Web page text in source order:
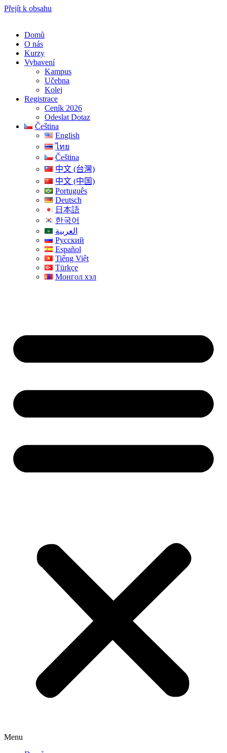
Přejít k obsahu
Domů
O nás
Kurzy
Vybavení
Kampus
Učebna
Kolej
Registrace
Ceník 2026
Odeslat Dotaz
Čeština
English
ไทย
Čeština
中文 (台灣)
中文 (中国)
Português
Deutsch
日本語
한국어
العربية
Русский
Español
Tiếng Việt
Türkçe
Монгол хэл
Menu